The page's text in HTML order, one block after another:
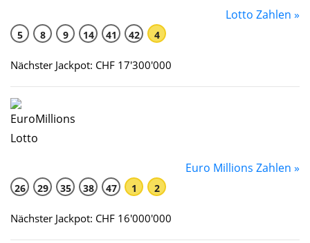
Lotto Zahlen »
5 8 9 14 41 42 4
Nächster Jackpot: CHF 17'300'000
Euro Millions Zahlen »
26 29 35 38 47 1 2
Nächster Jackpot: CHF 16'000'000